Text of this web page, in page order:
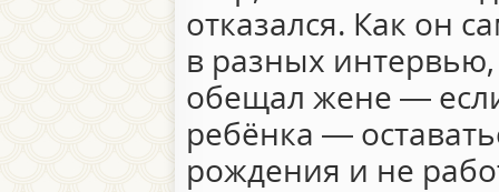
отказался. Как он
в разных интервью,
обещал жене —
ребёнка —
рождения и не